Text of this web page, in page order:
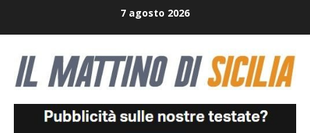
7 agosto 2026